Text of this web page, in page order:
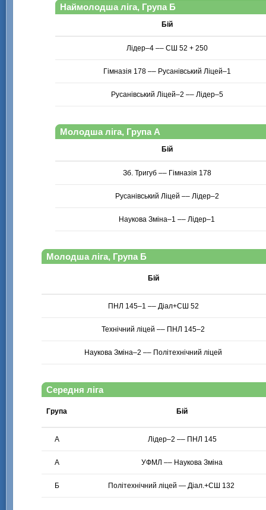
Наймолодша ліга, Група Б
Бій
Лідер–4 –– СШ 52 + 250
Гімназія 178 –– Русанівський Ліцей–1
Русанівський Ліцей–2 –– Лідер–5
Молодша ліга, Група А
Бій
Зб. Тригуб –– Гімназія 178
Русанівський Ліцей –– Лідер–2
Наукова Зміна–1 –– Лідер–1
Молодша ліга, Група Б
Бій
ПНЛ 145–1 –– Діал+СШ 52
Технічний ліцей –– ПНЛ 145–2
Наукова Зміна–2 –– Політехнічний ліцей
Середня ліга
Група Бій
А Лідер–2 –– ПНЛ 145
А УФМЛ –– Наукова Зміна
Б